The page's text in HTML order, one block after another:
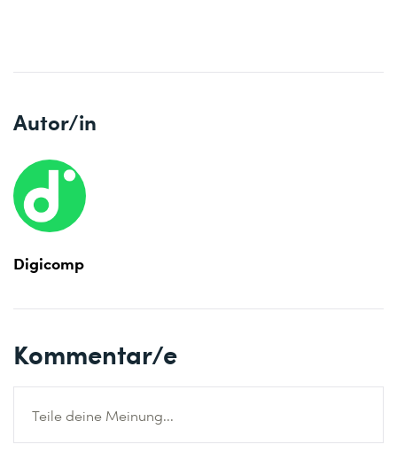
Autor/in
Digicomp
Kommentar/e
Teile deine Meinung...